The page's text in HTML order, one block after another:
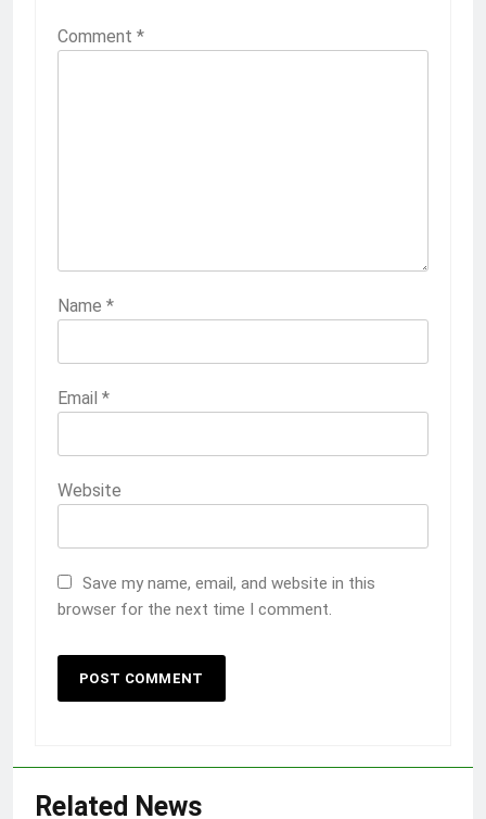
Comment *
Name *
Email *
Website
Save my name, email, and website in this
browser for the next time I comment.
Related News